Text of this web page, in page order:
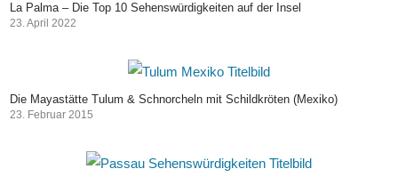
La Palma – Die Top 10 Sehenswürdigkeiten auf der Insel
23. April 2022
Die Mayastätte Tulum & Schnorcheln mit Schildkröten (Mexiko)
23. Februar 2015